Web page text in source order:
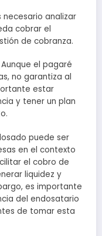
necesario analizar
cobrar el
de cobranza.
el pagaré
no garantiza al
estar
y tener un plan
puede ser
en el contexto
el cobro de
liquidez y
es importante
del endosatario
de tomar esta